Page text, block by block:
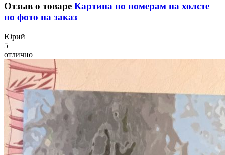
Отзыв о товаре Картина по номерам на холсте
по фото на заказ
Юрий
5
отлично